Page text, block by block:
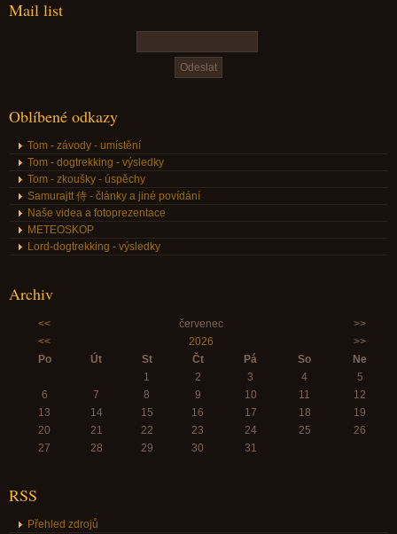
Mail list
Oblíbené odkazy
Tom - závody - umístění
Tom - dogtrekking - výsledky
Tom - zkoušky - úspěchy
Samurajtt 侍 - články a jiné povídání
Naše videa a fotoprezentace
METEOSKOP
Lord-dogtrekking - výsledky
Archiv
<< červenec
>>
<<
2026
>>
Po
Út St Čt Pá So
Ne
1
2 3 4
5
6
7 8 9 10 11
12
13
14 15 16 17 18
19
20
21 22 23 24 25
26
27
28 29 30 31
RSS
Přehled zdrojů